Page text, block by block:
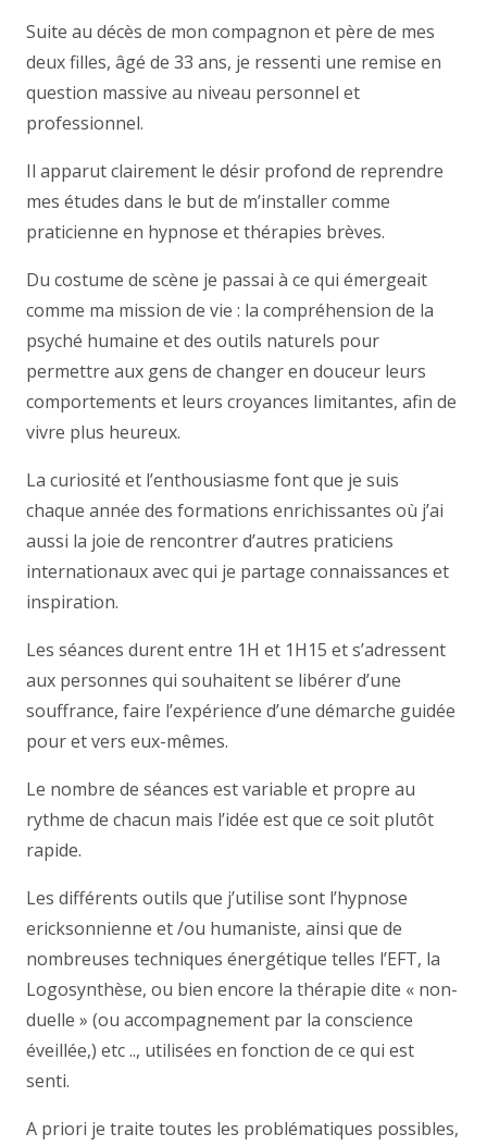
Suite au décès de mon compagnon et père de mes
deux filles, âgé de 33 ans, je ressenti une remise en
question massive au niveau personnel et
professionnel.
Il apparut clairement le désir profond de reprendre
mes études dans le but de m’installer comme
praticienne en hypnose et thérapies brèves.
Du costume de scène je passai à ce qui émergeait
comme ma mission de vie : la compréhension de la
psyché humaine et des outils naturels pour
permettre aux gens de changer en douceur leurs
comportements et leurs croyances limitantes, afin de
vivre plus heureux.
La curiosité et l’enthousiasme font que je suis
chaque année des formations enrichissantes où j’ai
aussi la joie de rencontrer d’autres praticiens
internationaux avec qui je partage connaissances et
inspiration.
Les séances durent entre 1H et 1H15 et s’adressent
aux personnes qui souhaitent se libérer d’une
souffrance, faire l’expérience d’une démarche guidée
pour et vers eux-mêmes.
Le nombre de séances est variable et propre au
rythme de chacun mais l’idée est que ce soit plutôt
rapide.
Les différents outils que j’utilise sont l’hypnose
ericksonnienne et /ou humaniste, ainsi que de
nombreuses techniques énergétique telles l’EFT, la
Logosynthèse, ou bien encore la thérapie dite « non-
duelle » (ou accompagnement par la conscience
éveillée,) etc .., utilisées en fonction de ce qui est
senti.
A priori je traite toutes les problématiques possibles,